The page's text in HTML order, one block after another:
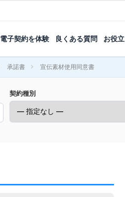
電子契約を体験 良くある質問 お役
承諾書 宣伝素材使用同意書
契約種別